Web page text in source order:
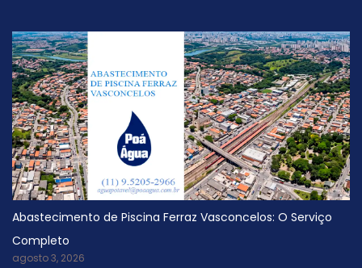
Abastecimento de Piscina Ferraz Vasconcelos: O Serviço
Completo
agosto 3, 2026